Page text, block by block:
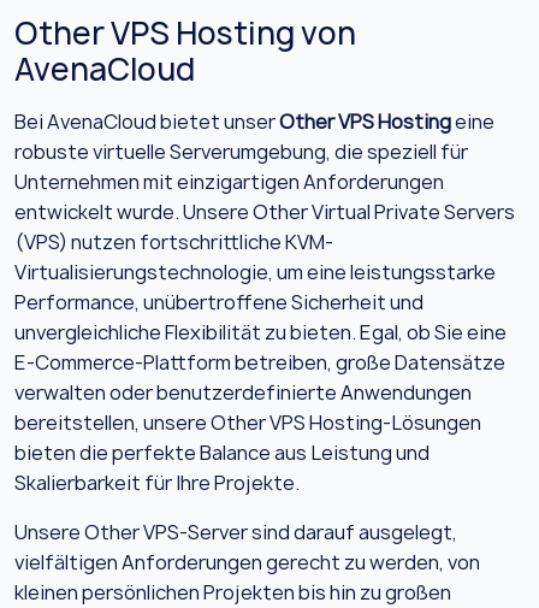
Other VPS Hosting von
AvenaCloud
Bei AvenaCloud bietet unserOther VPS Hostingeine
robuste virtuelle Serverumgebung, die speziell für
Unternehmen mit einzigartigen Anforderungen
entwickelt wurde. Unsere Other Virtual Private Servers
(VPS) nutzen fortschrittliche KVM-
Virtualisierungstechnologie, um eine leistungsstarke
Performance, unübertroffene Sicherheit und
unvergleichliche Flexibilität zu bieten. Egal, ob Sie eine
E-Commerce-Plattform betreiben, große Datensätze
verwalten oder benutzerdefinierte Anwendungen
bereitstellen, unsere Other VPS Hosting-Lösungen
bieten die perfekte Balance aus Leistung und
Skalierbarkeit für Ihre Projekte.
Unsere Other VPS-Server sind darauf ausgelegt,
vielfältigen Anforderungen gerecht zu werden, von
kleinen persönlichen Projekten bis hin zu großen